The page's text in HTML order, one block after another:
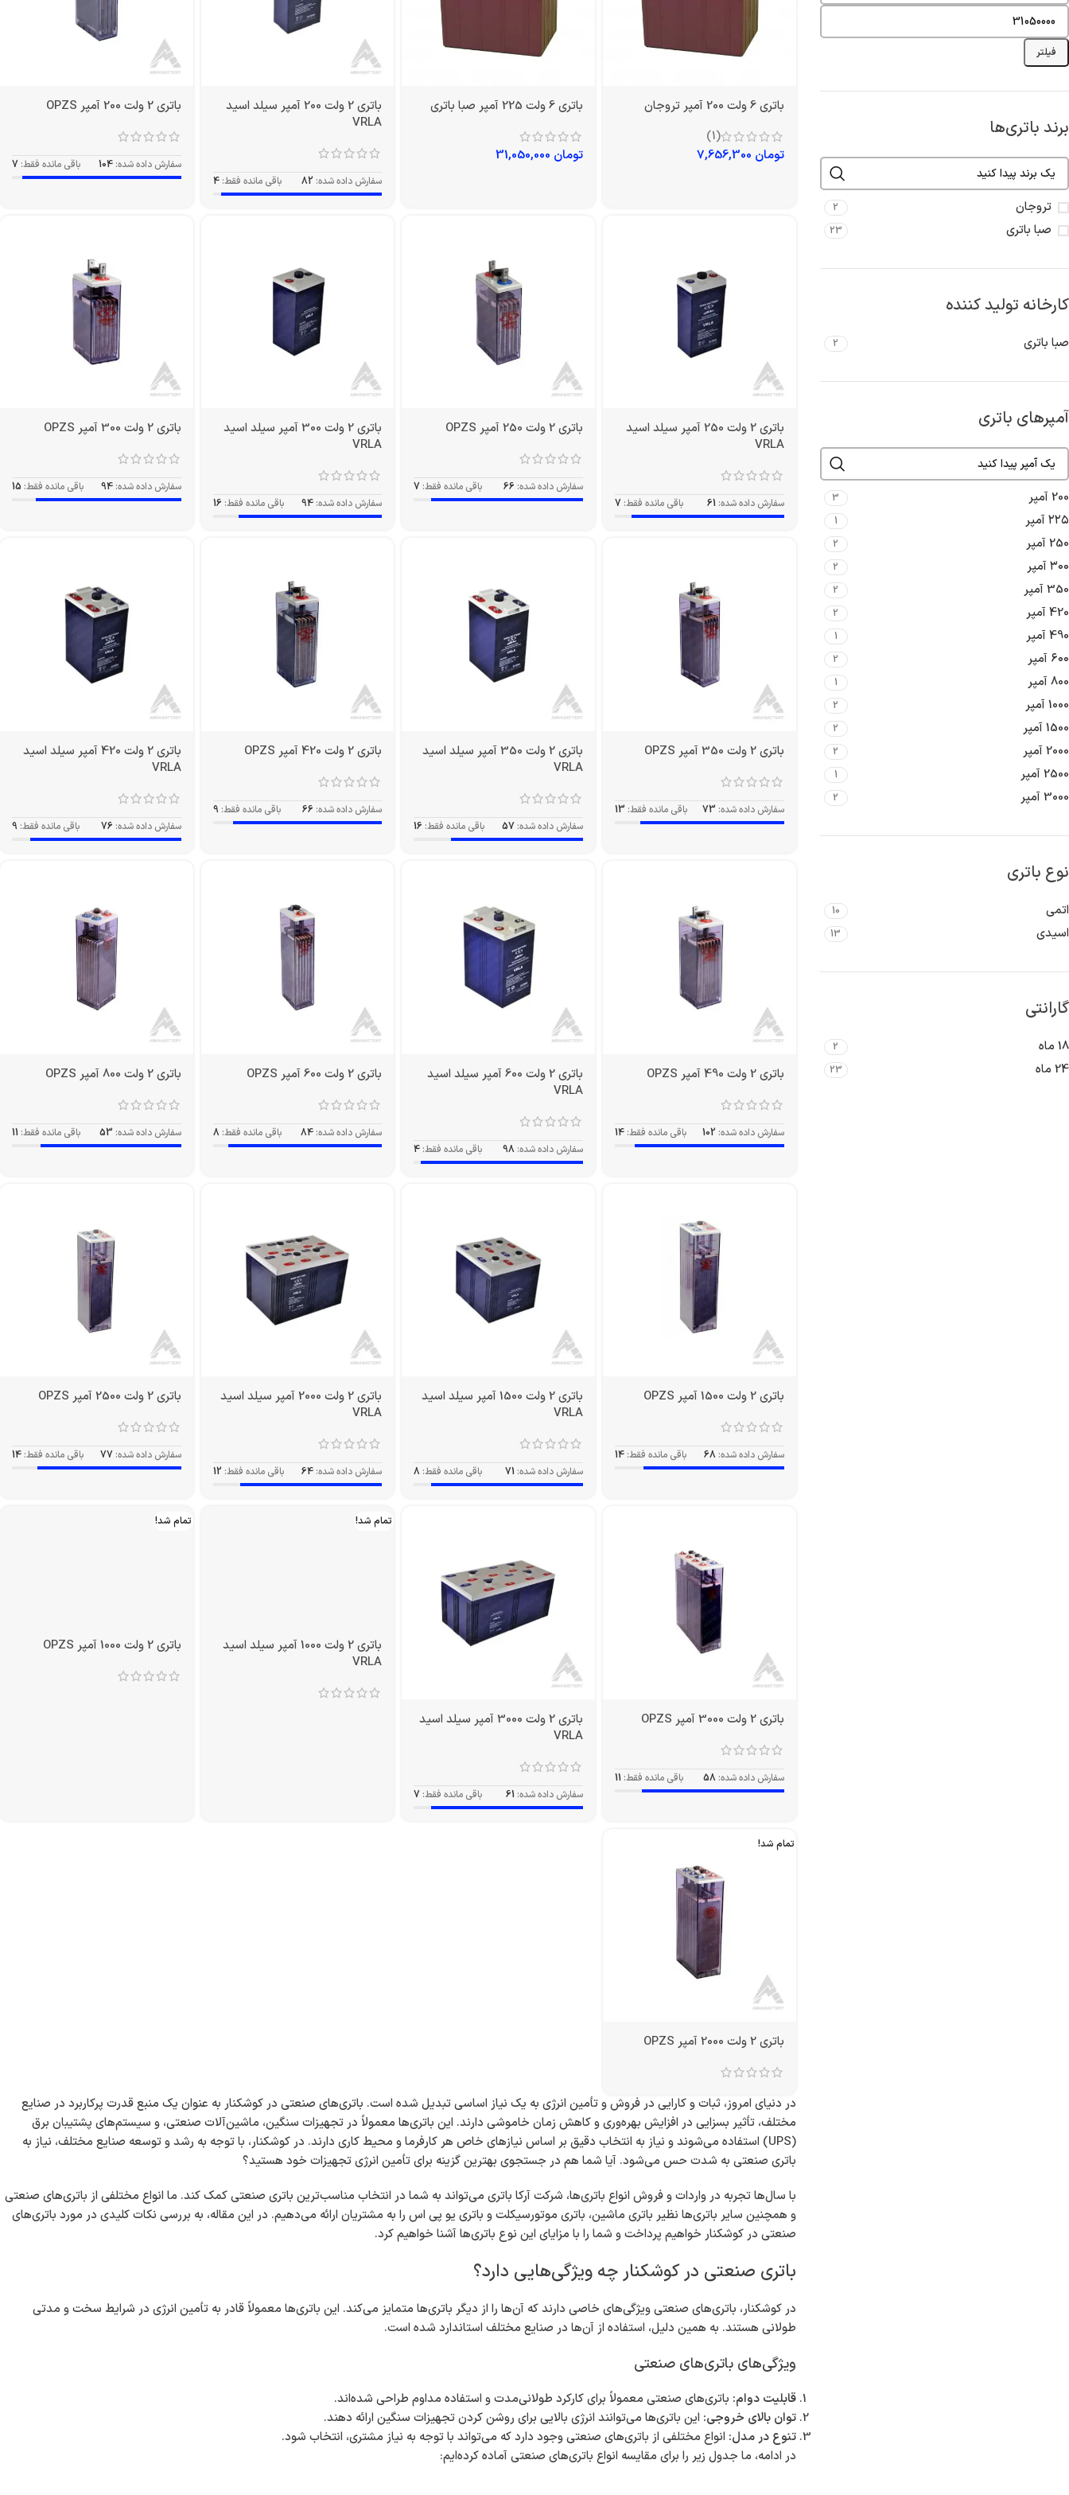
فیلتر
برند باتری‌ها
تروجان 2
صبا باتری 23
کارخانه تولید کننده
صبا باتری 2
آمپرهای باتری
200 آمپر 3
۲۲۵ آمپر 1
250 آمپر 2
۳۰۰ آمپر 2
350 آمپر 2
420 آمپر 2
490 آمپر 1
۶۰۰ آمپر 2
800 آمپر 1
1000 آمپر 2
1500 آمپر 2
2000 آمپر 2
2500 آمپر 1
3000 آمپر 2
نوع باتری
اتمی 10
اسیدی 13
گارانتی
18 ماه 2
24 ماه 23
باتری 6 ولت 200 آمپر تروجان
(1)
تومان
باتری 6 ولت 225 آمپر صبا باتری
تومان
باتری 2 ولت 200 آمپر سیلد اسید
VRLA
سفارش داده شده: 82 باقی مانده فقط: 4
باتری 2 ولت 200 آمپر OPZS
سفارش داده شده: 104 باقی مانده فقط: 7
باتری 2 ولت 250 آمپر سیلد اسید
VRLA
سفارش داده شده: 61 باقی مانده فقط: 7
باتری 2 ولت 250 آمپر OPZS
سفارش داده شده: 66 باقی مانده فقط: 7
باتری 2 ولت 300 آمپر سیلد اسید
VRLA
سفارش داده شده: 94 باقی مانده فقط: 16
باتری 2 ولت 300 آمپر OPZS
سفارش داده شده: 94 باقی مانده فقط: 15
باتری 2 ولت 350 آمپر OPZS
سفارش داده شده: 73 باقی مانده فقط: 13
باتری 2 ولت 350 آمپر سیلد اسید
VRLA
سفارش داده شده: 57 باقی مانده فقط: 16
باتری 2 ولت 420 آمپر OPZS
سفارش داده شده: 66 باقی مانده فقط: 9
باتری 2 ولت 420 آمپر سیلد اسید
VRLA
سفارش داده شده: 76 باقی مانده فقط: 9
باتری 2 ولت 490 آمپر OPZS
سفارش داده شده: 102 باقی مانده فقط: 14
باتری 2 ولت 600 آمپر سیلد اسید
VRLA
سفارش داده شده: 98 باقی مانده فقط: 4
باتری 2 ولت 600 آمپر OPZS
سفارش داده شده: 84 باقی مانده فقط: 8
باتری 2 ولت 800 آمپر OPZS
سفارش داده شده: 53 باقی مانده فقط: 11
باتری 2 ولت 1500 آمپر OPZS
سفارش داده شده: 68 باقی مانده فقط: 14
باتری 2 ولت 1500 آمپر سیلد اسید
VRLA
سفارش داده شده: 71 باقی مانده فقط: 8
باتری 2 ولت 2000 آمپر سیلد اسید
VRLA
سفارش داده شده: 64 باقی مانده فقط: 12
باتری 2 ولت 2500 آمپر OPZS
سفارش داده شده: 77 باقی مانده فقط: 14
باتری 2 ولت 3000 آمپر OPZS
سفارش داده شده: 58 باقی مانده فقط: 11
باتری 2 ولت 3000 آمپر سیلد اسید
VRLA
سفارش داده شده: 61 باقی مانده فقط: 7
تمام شد! تمام شد!
تمام شد!
باتری 2 ولت 2000 آمپر OPZS
در دنیای امروز، ثبات و کارایی در فروش و تأمین انرژی به یک نیاز اساسی تبدیل شده است. باتری‌های صنعتی در کوشکنار به عنوان یک منبع قدرت پرکاربرد در صنایع
مختلف، تأثیر بسزایی در افزایش بهره‌وری و کاهش زمان خاموشی دارند. این باتری‌ها معمولاً در تجهیزات سنگین، ماشین‌آلات صنعتی، و سیستم‌های پشتیبان برق
(UPS) استفاده می‌شوند و نیاز به انتخاب دقیق بر اساس نیازهای خاص هر کارفرما و محیط کاری دارند. در کوشکنار، با توجه به رشد و توسعه صنایع مختلف، نیاز به
باتری صنعتی به شدت حس می‌شود. آیا شما هم در جستجوی بهترین گزینه برای تأمین انرژی تجهیزات خود هستید؟
با سال‌ها تجربه در واردات و فروش انواع باتری‌ها، شرکت آرکا باتری می‌تواند به شما در انتخاب مناسب‌ترین باتری صنعتی کمک کند. ما انواع مختلفی از باتری‌های صنعتی
و همچنین سایر باتری‌ها نظیر باتری ماشین، باتری موتورسیکلت و باتری یو پی اس را به مشتریان ارائه می‌دهیم. در این مقاله، به بررسی نکات کلیدی در مورد باتری‌های
صنعتی در کوشکنار خواهیم پرداخت و شما را با مزایای این نوع باتری‌ها آشنا خواهیم کرد.
باتری صنعتی در کوشکنار چه ویژگی‌هایی دارد؟
در کوشکنار، باتری‌های صنعتی ویژگی‌های خاصی دارند که آن‌ها را از دیگر باتری‌ها متمایز می‌کند. این باتری‌ها معمولاً قادر به تأمین انرژی در شرایط سخت و مدتی
طولانی هستند. به همین دلیل، استفاده از آن‌ها در صنایع مختلف استاندارد شده است.
ویژگی‌های باتری‌های صنعتی
قابلیت دوام: باتری‌های صنعتی معمولاً برای کارکرد طولانی‌مدت و استفاده مداوم طراحی شده‌اند.
توان بالای خروجی: این باتری‌ها می‌توانند انرژی بالایی برای روشن کردن تجهیزات سنگین ارائه دهند.
تنوع در مدل: انواع مختلفی از باتری‌های صنعتی وجود دارد که می‌تواند با توجه به نیاز مشتری، انتخاب شود.
در ادامه، ما جدول زیر را برای مقایسه انواع باتری‌های صنعتی آماده کرده‌ایم: